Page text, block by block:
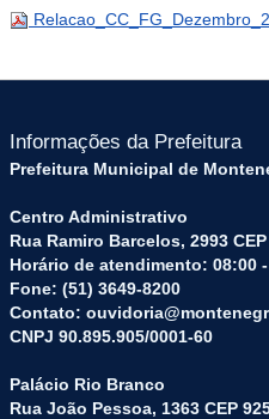
Informações da Prefeitura
Prefeitura Municipal de
Centro Administrativo
Rua Ramiro Barcelos, 2993
Horário de atendimento: 08:00
Fone: (51) 3649-8200
Contato:
CNPJ 90.895.905/0001-60
Palácio Rio Branco
Rua João Pessoa, 1363 CEP